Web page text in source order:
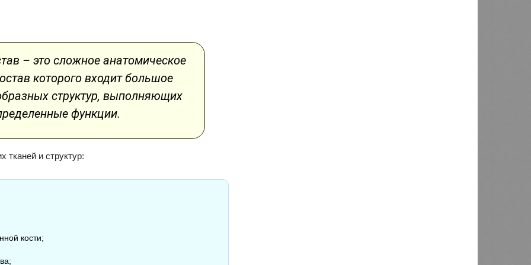
– это сложное анатомическое
которого входит большое
структур, выполняющих
функции.
тканей и структур:
кости;